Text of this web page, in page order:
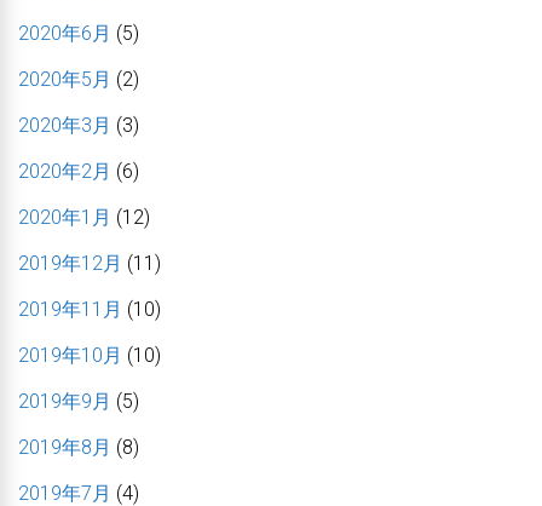
2020年6月 (5)
2020年5月 (2)
2020年3月 (3)
2020年2月 (6)
2020年1月 (12)
2019年12月 (11)
2019年11月 (10)
2019年10月 (10)
2019年9月 (5)
2019年8月 (8)
2019年7月 (4)